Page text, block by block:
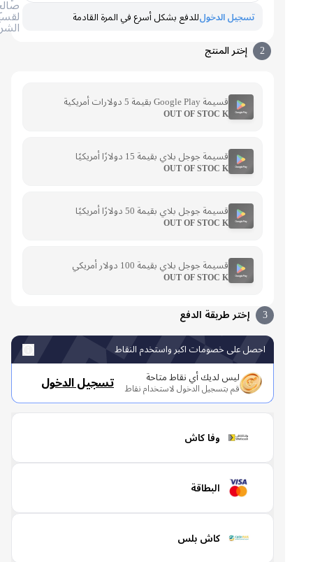
صالح
لقسيمة
تسجيل الدخول للدفع بشكل أسرع في المرة القادمة
إختر المنتج
قسيمة Google Play بقيمة 5 دولارات أمريكية
OUT OF STOC K
قسيمة جوجل بلاي بقيمة 15 دولارًا أمريكيًا
OUT OF STOC K
قسيمة جوجل بلاي بقيمة 50 دولارًا أمريكيًا
OUT OF STOC K
قسيمة جوجل بلاي بقيمة 100 دولار أمريكي
OUT OF STOC K
إختر طريقة الدفع
احصل على خصومات اكبر واستخدم النقاط
ليس لديك أي نقاط متاحة
قم بتسجيل الدخول لاستخدام نقاط تسجيل الدخول
وفا كاش
البطاقة
كاش بلس